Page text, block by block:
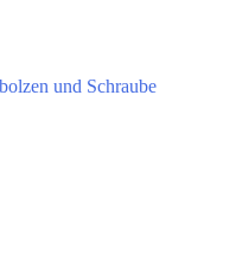
und Schraube